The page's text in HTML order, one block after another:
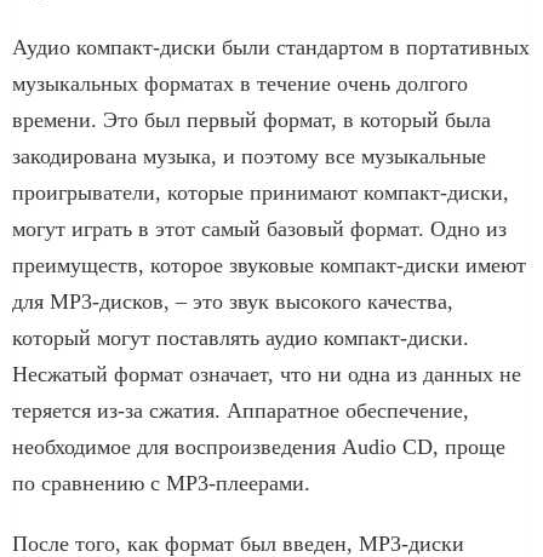
Аудио компакт-диски были стандартом в портативных
музыкальных форматах в течение очень долгого
времени. Это был первый формат, в который была
закодирована музыка, и поэтому все музыкальные
проигрыватели, которые принимают компакт-диски,
могут играть в этот самый базовый формат. Одно из
преимуществ, которое звуковые компакт-диски имеют
для MP3-дисков, – это звук высокого качества,
который могут поставлять аудио компакт-диски.
Несжатый формат означает, что ни одна из данных не
теряется из-за сжатия. Аппаратное обеспечение,
необходимое для воспроизведения Audio CD, проще
по сравнению с MP3-плеерами.
После того, как формат был введен, MP3-диски